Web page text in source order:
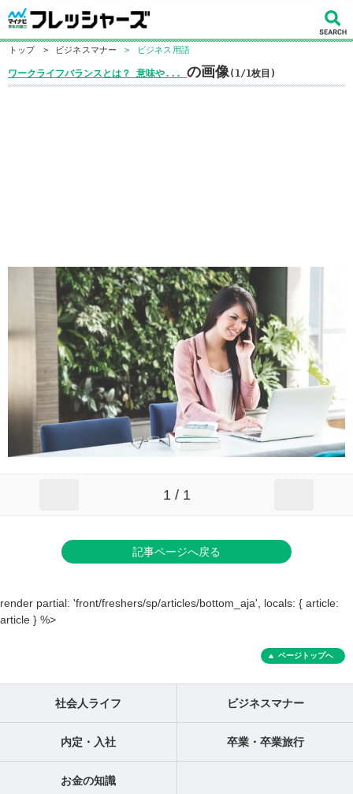
トップ > ビジネスマナー > ビジネス用語
ワークライフバランスとは？ 意味や... の画像(1/1枚目)
1 / 1
記事ページへ戻る
render partial: 'front/freshers/sp/articles/bottom_aja', locals: { article:
article } %>
ページトップへ
社会人ライフ ビジネスマナー
内定・入社 卒業・卒業旅行
お金の知識